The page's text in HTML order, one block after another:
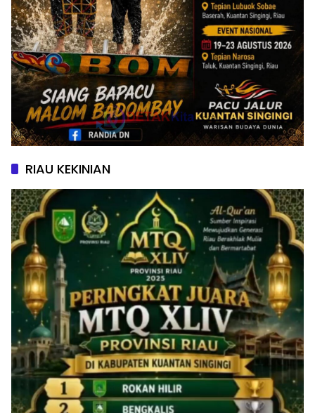
RIAU KEKINIAN